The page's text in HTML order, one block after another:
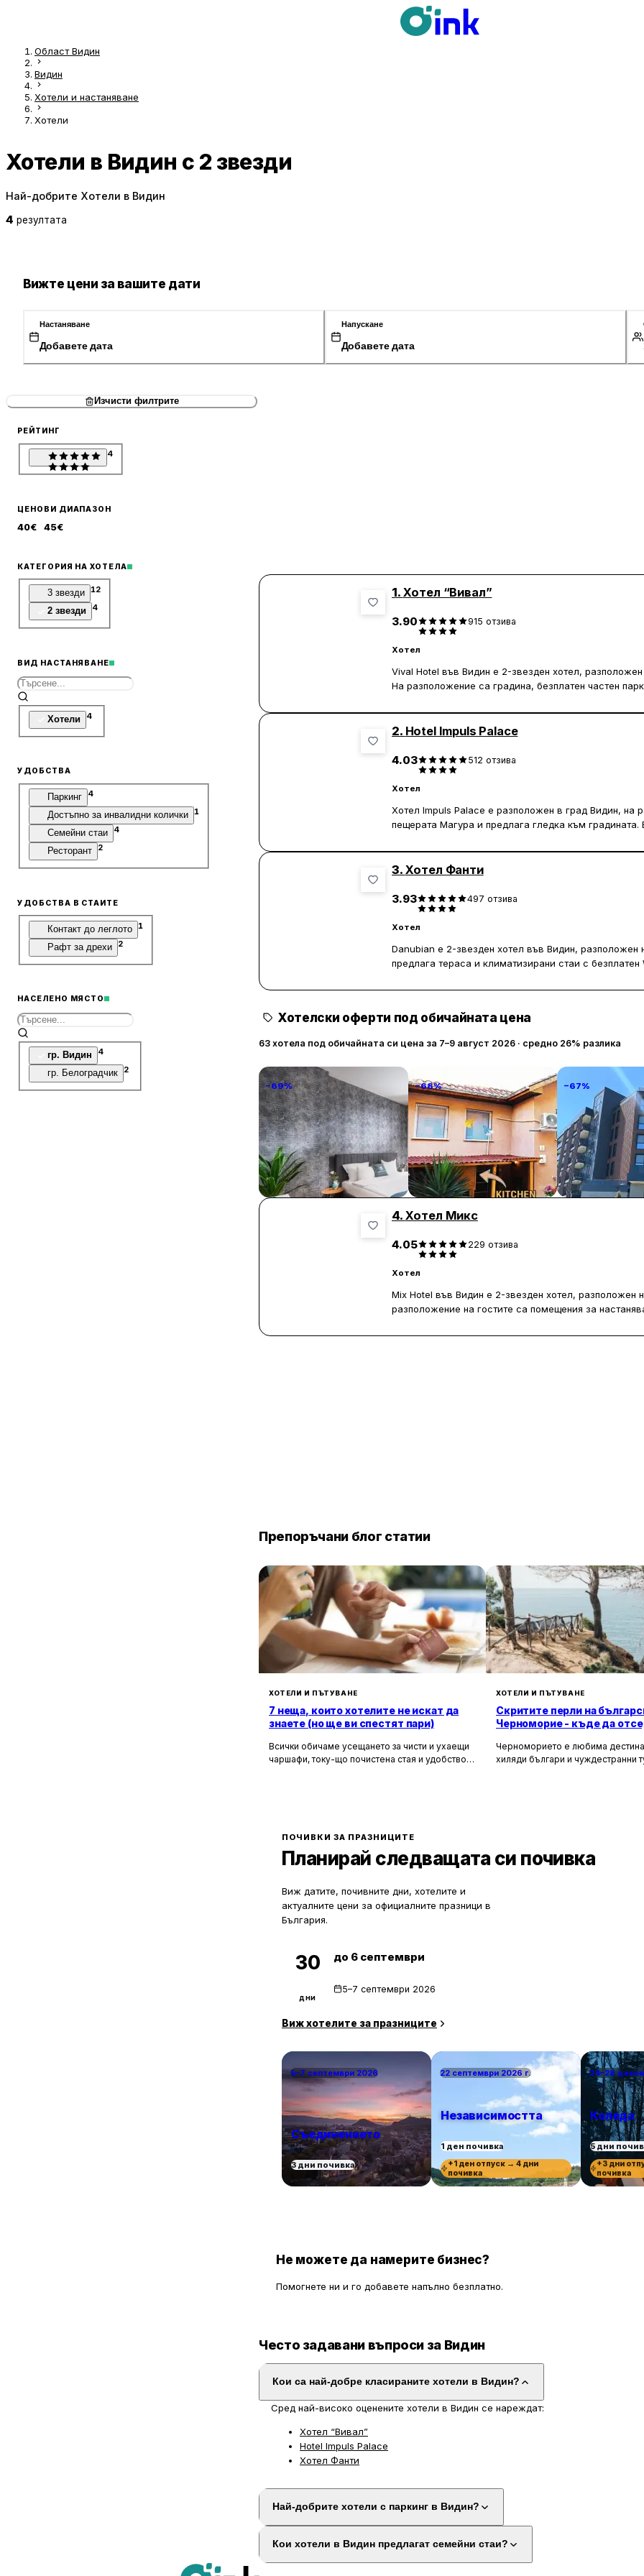
Област Видин
Видин
Хотели и настаняване
Хотели
Хотели в Видин с 2 звезди
Най-добрите Хотели в Видин
4 резултата
Вижте цени за вашите дати
Настаняване
Добавете дата
Напускане
Добавете дата
Изчисти филтрите
РЕЙТИНГ
4
ЦЕНОВИ ДИАПАЗОН
40€ 45€
КАТЕГОРИЯ НА ХОТЕЛА
3 звезди 12
2 звезди 4
ВИД НАСТАНЯВАНЕ
Хотели 4
УДОБСТВА
Паркинг 4
Достъпно за инвалидни колички 1
Семейни стаи 4
Ресторант 2
УДОБСТВА В СТАИТЕ
Контакт до леглото 1
Рафт за дрехи 2
НАСЕЛЕНО МЯСТО
гр. Видин 4
гр. Белоградчик 2
1. Хотел “Вивал”
3.90 915 отзива
Хотел
Vival Hotel във Видин е 2-звезден хотел,
На разположение са градина, безплатен частен
Сред услугите на хотела са денонощна рецепция,
Vival Hotel предлага още детска площадка.
2. Hotel Impuls Palace
4.03 512 отзива
Хотел
Хотел Impuls Palace е разположен в град Видин, на
пещерата Магура и предлага гледка към градината.
WiFi. Също така хотелът предлага семейни стаи и
Palace разполагат с телевизор с плосък екран и
близкото летище е международното летище в
разстояние от хотел Impuls Palace.
3. Хотел Фанти
3.93 497 отзива
Хотел
Danubian е 2-звезден хотел във Видин, разположен
предлага тераса и климатизирани стаи с безплатен
Всяка стая е оборудвана с гардероб, бюро и
помещение за съхранение на багаж.
Хотелски оферти под обичайната цена
63 хотела под обичайната си цена за 7–9 август 2026 · средно 26% разлика
−69%
National Palace Of Culture
1 Step Away!
София 235 € / нощувка
−68%
PIJAMA HOUSE
Пловдив 32 € / нощувка
−67%
Атмосфера
Хотел и СПА
Павел баня 225
4. Хотел Микс
4.05 229 отзива
Хотел
Mix Hotel във Видин е 2-звезден хотел, разположен
разположение на гостите са помещения за
Препоръчани блог статии
ХОТЕЛИ И ПЪТУВАНЕ
7 неща, които хотелите не искат да
знаете (но ще ви спестят пари)
Всички обичаме усещането за чисти и ухаещи
чаршафи, току-що почистена стая и удобството
могат да олекотят портфейла ви значително.
ХОТЕЛИ И ПЪТУВАНЕ
Скритите перли на
Черноморие - къде да
Черноморието е любима
хиляди българи и чуждестранни
спокойствие, лично
ПОЧИВКИ ЗА ПРАЗНИЦИТЕ
Планирай следващата си почивка
Виж датите, почивните дни, хотелите и
актуалните цени за официалните празници в
България.
30
дни
до 6 септември
5–7 септември 2026
Виж хотелите за празниците
5–7 септември 2026
Съединението
3 дни почивка
22 септември 2026 г.
Независимостта
1 ден почивка
+1 ден отпуск → 4 дни
почивка
24–28
Коледа
5 дни
+3 дни
почивка
Не можете да намерите бизнес?
Помогнете ни и го добавете напълно безплатно.
Често задавани въпроси за Видин
Кои са най-добре класираните хотели в Видин?
Сред най-високо оценените хотели в Видин се нареждат:
Хотел “Вивал”
Hotel Impuls Palace
Хотел Фанти
Най-добрите хотели с паркинг в Видин?
Кои хотели в Видин предлагат семейни стаи?